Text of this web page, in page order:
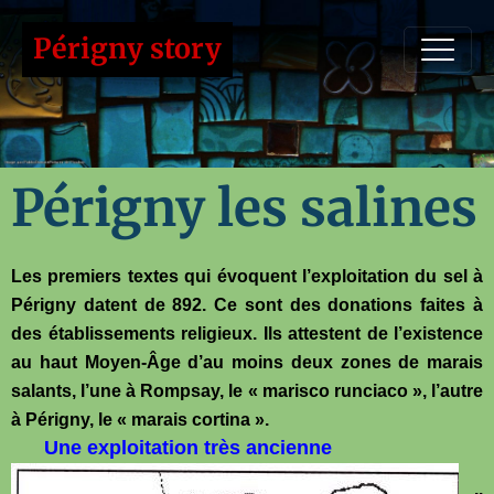
Périgny story
Périgny les salines
Les premiers textes qui évoquent l’exploitation du sel à
Périgny datent de 892. Ce sont des donations faites à
des établissements religieux. Ils attestent de l’existence
au haut Moyen-Âge d’au moins deux zones de marais
salants, l’une à Rompsay, le « marisco runciaco », l’autre
à Périgny, le « marais cortina ».
Une exploitation très ancienne